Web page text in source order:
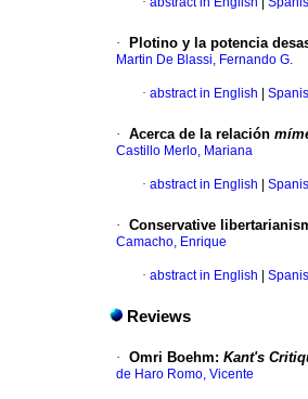
· Plotino y la potencia
Martin De Blassi, Fernando G.
· abstract in English
· Acerca de la relación
Castillo Merlo, Mariana
· abstract in English
· Conservative
Camacho, Enrique
· abstract in English
Reviews
· Omri Boehm: Kant's
de Haro Romo, Vicente